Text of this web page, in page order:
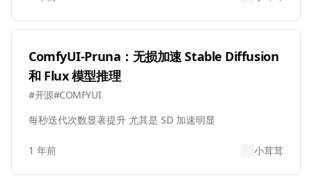
ComfyUI-Pruna：无损加速 Stable Diffusion
和 Flux 模型推理
#开源#COMFYUI
每秒迭代次数显著提升 尤其是 SD 加速明显
1 年前 小茸茸